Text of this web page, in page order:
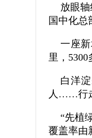
放眼
国中化
一座
里，5300
白洋
人……行
“先植
覆盖率由